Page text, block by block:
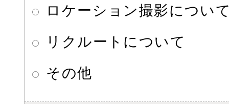
ロケーション撮影につい
リクルートについて
その他